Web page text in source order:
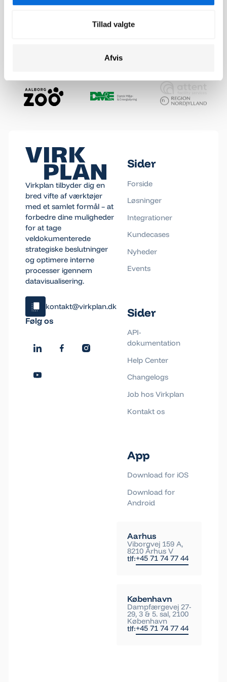
Tillad valgte
Afvis
specificeret overblik, der kan tilgås 24/7.
Virkplan tilbyder dig en
bred vifte af værktøjer
med et samlet formål – at
forbedre dine muligheder
for at tage
veldokumenterede
strategiske beslutninger
og optimere interne
processer igennem
datavisualisering.
kontakt@virkplan.dk
Klik og kopiér email
Følg os
Sider
Forside
Løsninger
Integrationer
Kundecases
Nyheder
Events
Sider
API-
dokumentation
Help Center
Changelogs
Job hos Virkplan
Kontakt os
App
Download for iOS
Download for
Android
Aarhus
Viborgvej 159 A,
8210 Århus V
tlf:+45 71 74 77 44
København
Dampfærgevej 27-
29, 3 & 5. sal, 2100
København
tlf:+45 71 74 77 44